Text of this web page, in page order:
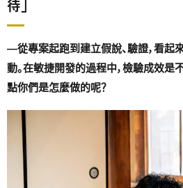
待」
―從專案起跑到建立假說、驗證，看起
動。在敏捷開發的過程中，檢驗成效是
點你們是怎麼做的呢？